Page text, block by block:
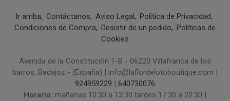
Ir arriba Contáctanos Aviso Legal
Política de Privacidad
Condiciones de Compra
Desistir de un pedido
Políticas de
Cookies
Avenida de la Constitución 1-B - 06220 Villafranca de los
barros, Badajoz - (España) | info@laflordelotoboutique.com |
924959229
640730076
Horario: mañanas 10:30 a 13:30 tardes 17:30 a 20:30 |